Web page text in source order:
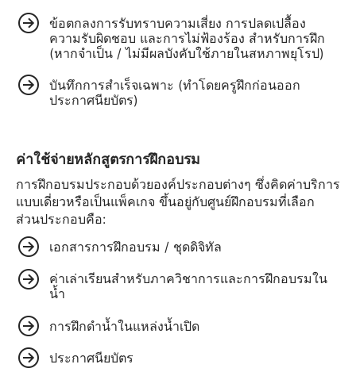
ข้อตกลงการรับทราบความเสี่ยง การปลดเปลื้อง
ความรับผิดชอบ และการไม่ฟ้องร้อง สำหรับการฝึก
(หากจำเป็น / ไม่มีผลบังคับใช้ภายในสหภาพยุโรป)
บันทึกการสำเร็จเฉพาะ (ทำโดยครูฝึกก่อนออก
ประกาศนียบัตร)
ค่าใช้จ่ายหลักสูตรการฝึกอบรม
การฝึกอบรมประกอบด้วยองค์ประกอบต่างๆ ซึ่งคิดค่าบริการ
แบบเดี่ยวหรือเป็นแพ็คเกจ ขึ้นอยู่กับศูนย์ฝึกอบรมที่เลือก
ส่วนประกอบคือ:
เอกสารการฝึกอบรม / ชุดดิจิทัล
ค่าเล่าเรียนสำหรับภาควิชาการและการฝึกอบรมใน
น้ำ
การฝึกดำน้ำในแหล่งน้ำเปิด
ประกาศนียบัตร